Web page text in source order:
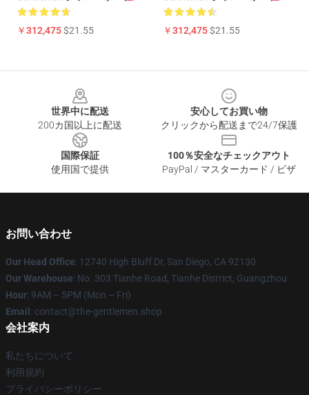
￥312,475$21.55 ￥312,475$21.55
世界中に配送
200カ国以上に配送
安心してお買い物
クリックから配送まで24/7保護
国際保証
使用国で提供
100％安全なチェックアウト
PayPal / マスターカード / ビザ
お問い合わせ
Our Head Office: 12740 High Bluff Dr, San Diego, CA 92130
Our Warehouse: No. 303 Tianhe Road, Tianhe District, Guangzhou
Hour: 9AM – 5PM (Mon – Fri)
Email : contact@the-gentlemen.shop
会社案内
私たちについて
利用規約
プライバシーポリシー